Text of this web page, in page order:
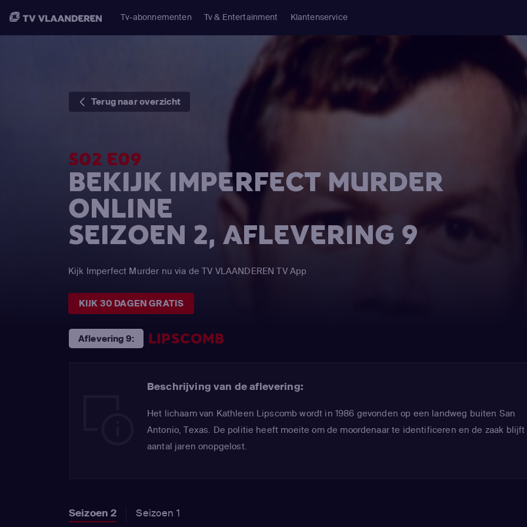
Tv-abonnementen Tv & Entertainment Klantenservice
Terug naar overzicht
S02 E09
BEKIJK IMPERFECT MURDER
ONLINE
SEIZOEN 2, AFLEVERING 9
Kijk Imperfect Murder nu via de TV VLAANDEREN TV App
KIJK 30 DAGEN GRATIS
Aflevering 9: LIPSCOMB
Beschrijving van de aflevering:
Het lichaam van Kathleen Lipscomb wordt in 1986 gevonden op een landweg buiten San
Antonio, Texas. De politie heeft moeite om de moordenaar te identificeren en de zaak
aantal jaren onopgelost.
Seizoen 2 Seizoen 1